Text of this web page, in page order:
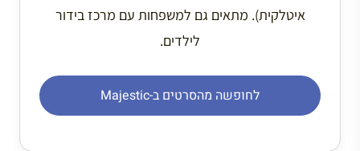
איטלקית). מתאים גם למשפחות עם מרכז בידור
לילדים.
לחופשה מהסרטים ב-Majestic